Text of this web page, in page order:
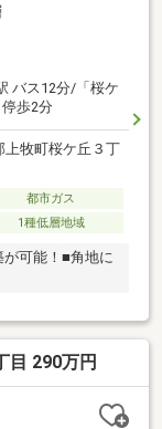
バス12分/「桜ケ
歩2分
上牧町桜ケ丘３丁
都市ガス
1種低層地域
可能！■角地に
目 290万円